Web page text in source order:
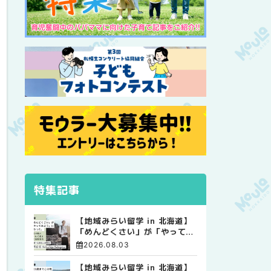
特集記事
【地域みらい留学 in 北海道】
「めんどくさい」が「やってみ
よう」に変わった。 十勝の風
に吹かれて走る、僕の泥臭くて
自由な高校生活
2026.08.03
【地域みらい留学 in 北海道】